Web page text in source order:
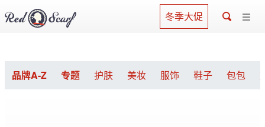
冬季大促
品牌A-Z 专题 护肤 美妆 服饰 鞋子 包包